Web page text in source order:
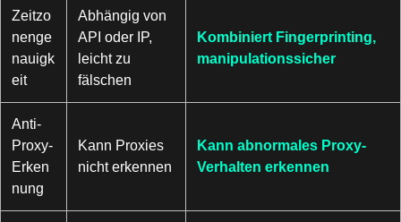
Zeitzo
nenge
nauigk
eit
Abhängig von
API oder IP,
leicht zu
fälschen
Kombiniert Fingerprinting,
manipulationssicher
Anti-
Proxy-
Erken
nung
Kann Proxies
nicht erkennen
Kann abnormales Proxy-
Verhalten erkennen